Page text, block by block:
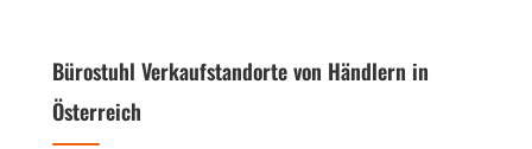
Bürostuhl Verkaufstandorte von Händlern in
Österreich